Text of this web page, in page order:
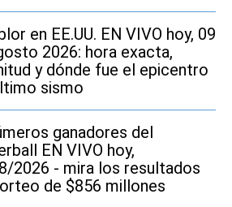
en EE.UU. EN VIVO hoy, 09
2026: hora exacta,
y dónde fue el epicentro
sismo
ganadores del
EN VIVO hoy,
2026 - mira los resultados
de $856 millones